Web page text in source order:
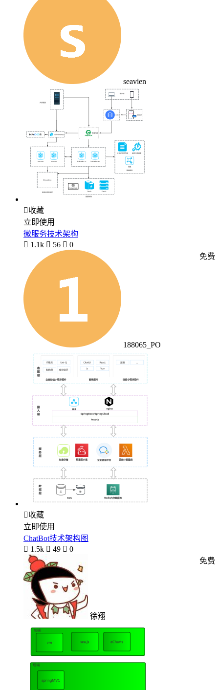
seavien
收藏
立即使用
微服务技术架构
 1.1k  56  0
188065_PO
免费
收藏
立即使用
ChatBot技术架构图
 1.5k  49  0
徐翔
免费